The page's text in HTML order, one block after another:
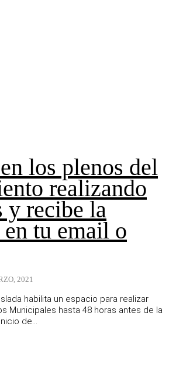
los plenos del
realizando
y recibe la
en tu email o
2021
habilita un espacio para realizar
Municipales hasta 48 horas antes de la
de...